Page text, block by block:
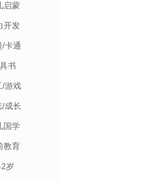
启蒙
开发
/卡通
书
/游戏
/成长
国学
教育
岁